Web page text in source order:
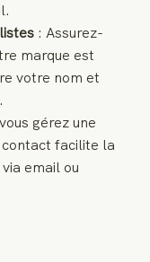
: Assurez-
marque est
votre nom et
gérez une
contact facilite la
email ou